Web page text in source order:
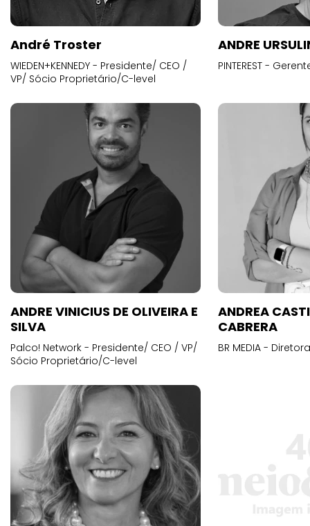
André Troster
WIEDEN+KENNEDY - Presidente/ CEO /
VP/ Sócio Proprietário/C-level
ANDRE
PINTEREST -
ANDRE VINICIUS DE OLIVEIRA E
SILVA
Palco! Network - Presidente/ CEO / VP/
Sócio Proprietário/C-level
ANDREA
CABRERA
BR MEDIA -